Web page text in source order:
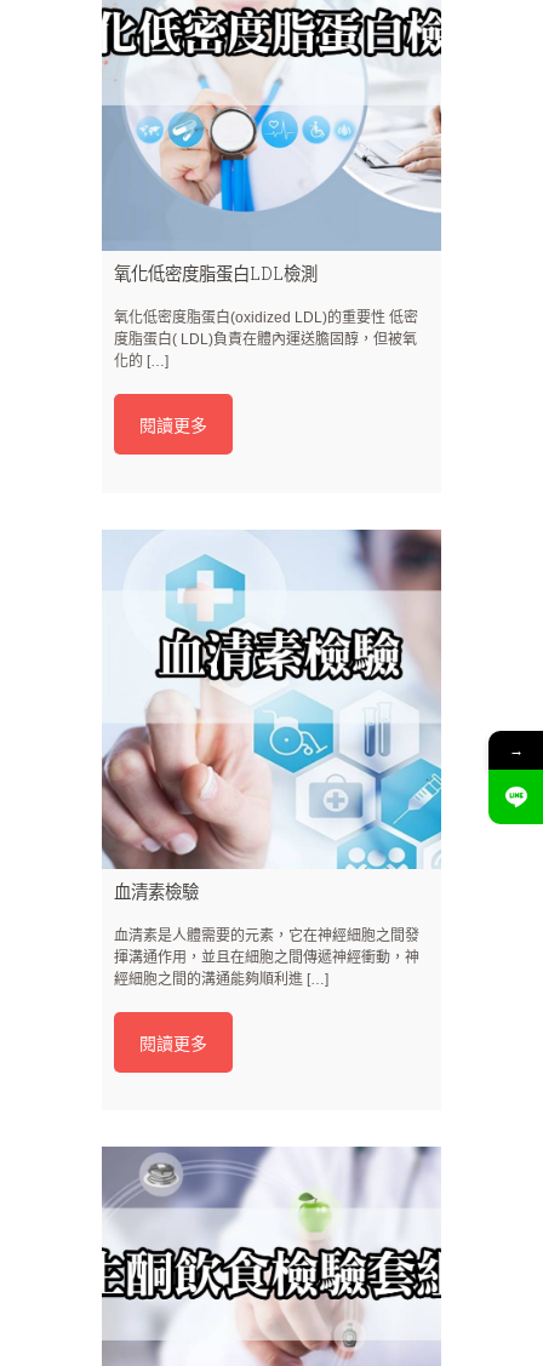
氧化低密度脂蛋白LDL檢測
氧化低密度脂蛋白(oxidized LDL)的重要性 低密
度脂蛋白( LDL)負責在體內運送膽固醇，但被氧
化的 […]
閱讀更多
血清素檢驗
血清素是人體需要的元素，它在神經細胞之間發
揮溝通作用，並且在細胞之間傳遞神經衝動，神
經細胞之間的溝通能夠順利進 […]
閱讀更多
→